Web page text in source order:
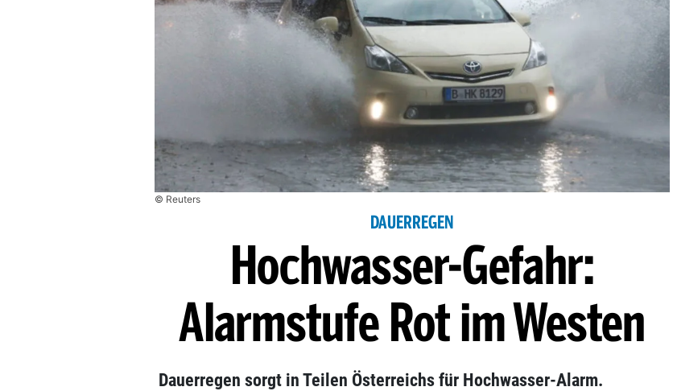
© Reuters
DAUERREGEN
Hochwasser-Gefahr:
Alarmstufe Rot im Westen
Dauerregen sorgt in Teilen Österreichs für Hochwasser-Alarm.